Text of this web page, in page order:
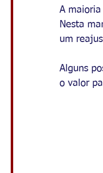
A
Nesta
um
Alguns
o valor